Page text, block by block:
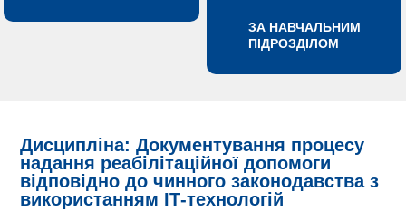
ЗА НАВЧАЛЬНИМ
ПІДРОЗДІЛОМ
Дисципліна: Документування процесу
надання реабілітаційної допомоги
відповідно до чинного законодавства з
використанням ІТ-технологій